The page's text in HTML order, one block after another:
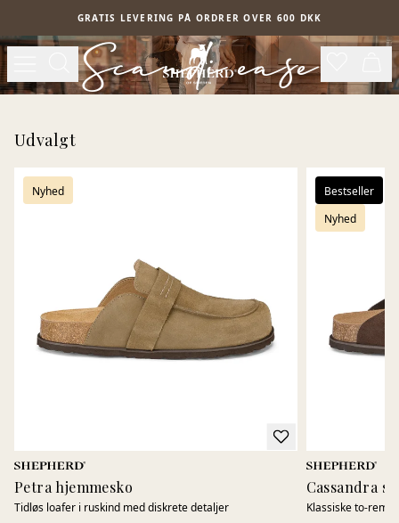
Spring til hovedindholdGRATIS LEVERING PÅ ORDRER OVER 600 DKK
Scandi ease
Udvalgt
Nyhed
Petra hjemmesko
Tidløs loafer i ruskind med diskrete detaljer
Bestseller
Nyhed
Cassandra
Klassiske to-